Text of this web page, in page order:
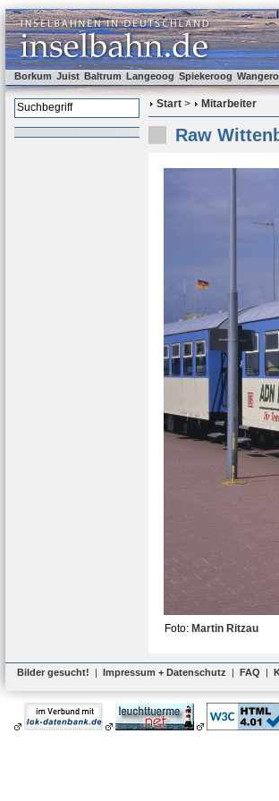
Borkum Juist Baltrum Langeoog Spiekeroog
Start > Mitarbeiter
Raw
Foto: Martin Ritzau
Bilder gesucht! | Impressum + Datenschutz | FAQ |